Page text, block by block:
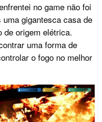
no game não foi
gigantesca casa de
de origem elétrica.
uma forma de
o fogo no melhor